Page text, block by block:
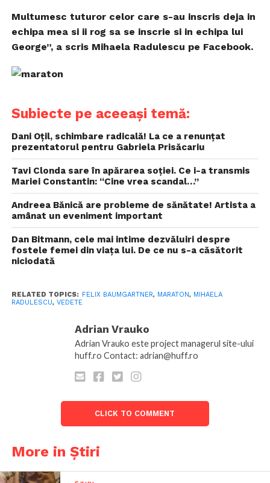
Multumesc tuturor celor care s-au inscris deja in
echipa mea si ii rog sa se inscrie si in echipa lui
George”, a scris Mihaela Radulescu pe Facebook.
Subiecte pe aceeași temă:
Dani Oțil, schimbare radicală! La ce a renunțat
prezentatorul pentru Gabriela Prisăcariu
Tavi Clonda sare în apărarea soției. Ce i-a transmis
Mariei Constantin: “Cine vrea scandal…”
Andreea Bănică are probleme de sănătate! Artista a
amânat un eveniment important
Dan Bitmann, cele mai intime dezvăluiri despre
fostele femei din viața lui. De ce nu s-a căsătorit
niciodată
RELATED TOPICS: FELIX BAUMGARTNER, MARATON, MIHAELA
RADULESCU, VEDETE
Adrian Vrauko
Adrian Vrauko este project managerul site-ului
huff.ro Contact: adrian@huff.ro
CLICK TO COMMENT
More in Știri